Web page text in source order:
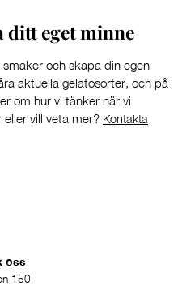
ditt eget minne
och skapa din egen
aktuella gelatosorter, och på
om hur vi tänker när vi
vill veta mer? Kontakta
oss
150